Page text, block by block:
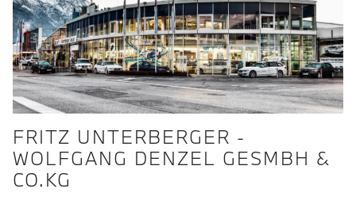
FRITZ UNTERBERGER -
WOLFGANG DENZEL GESMBH &
CO.KG